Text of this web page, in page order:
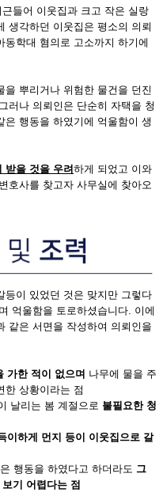
들어 이웃집과 크고 작은 실랑
생각하던 이웃집은 평소의 의뢰
학대 혐의로 고소까지 하기에
뿌리거나 위험한 물건을 던진
러나 의뢰인은 단순히 자택을 청
은 행동을 하였기에 억울함이 생
받을 것을 우려 하게 되었고 이와
호사를 찾고자 사무실에 찾아오
등이 있었던 것은 맞지만 그렇다
억울함을 토로하셨습니다. 이에
같은 서면을 작성하여 의뢰인을
가한 적이 없으며 나무에 물을 주
한 상황이라는 점
날리는 봄 계절으로 불필요한 청
이하게 먼지 등이 이웃집으로 갈
행동을 하였다고 하더라도 그
기 어렵다는 점